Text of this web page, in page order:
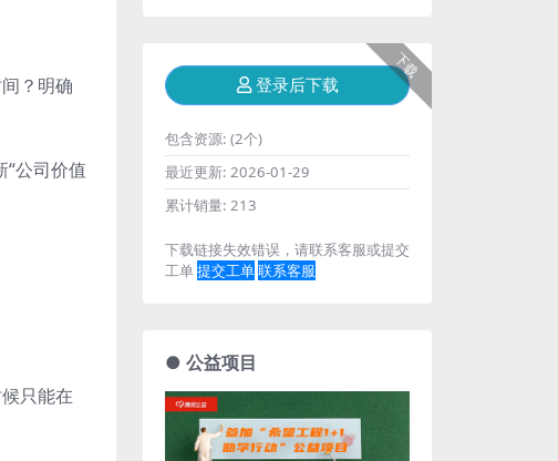
？明确
公司价值
只能在
下载
登录后下载
包含资源: (2个)
最近更新: 2026-01-29
累计销量: 213
下载链接失效错误，请联系客服或提交
工单提交工单联系客服
● 公益项目